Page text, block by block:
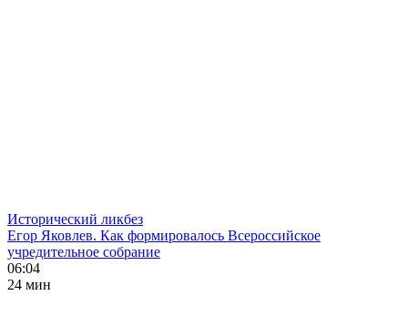
Исторический ликбез
Егор Яковлев. Как формировалось Всероссийское
учредительное собрание
06:04
24 мин